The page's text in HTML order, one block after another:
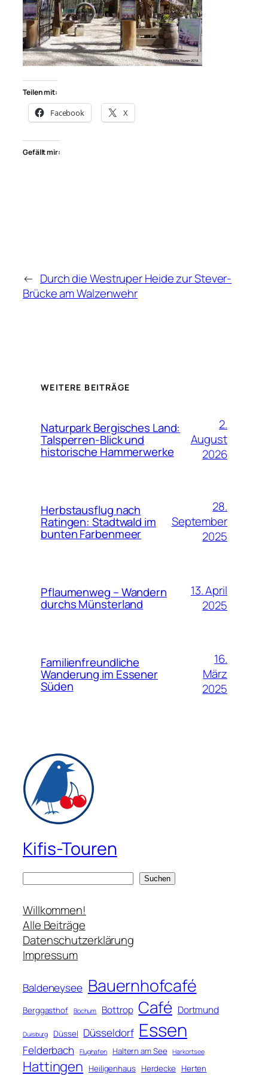
Teilen mit:
Facebook X
Gefällt mir:
← Durch die Westruper Heide zur Stever-
Brücke am Walzenwehr
WEITERE BEITRÄGE
Naturpark Bergisches Land:
Talsperren-Blick und
historische Hammerwerke
2.
August
2026
Herbstausflug nach
Ratingen: Stadtwald im
bunten Farbenmeer
28.
September
2025
Pflaumenweg – Wandern
durchs Münsterland
13. April
2025
Familienfreundliche
Wanderung im Essener
Süden
16.
März
2025
Kifis-Touren
c
h
e
n
Suchen
Willkommen!
Alle Beiträge
Datenschutzerklärung
Impressum
Baldeneysee Bauernhofcafé
Berggasthof Bochum Bottrop Café Dortmund
Duisburg Düssel Düsseldorf Essen
Felderbach Flughafen Haltern am See Harkortsee
Hattingen Heiligenhaus Herdecke Herten